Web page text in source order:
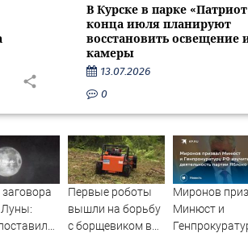
В Курске в парке
конца июля планируют
восстановить освещение
камеры
13.07.2026
0
Луны:
Первые роботы
вышли на борьбу
с борщевиком в
Миронов
Минюст и